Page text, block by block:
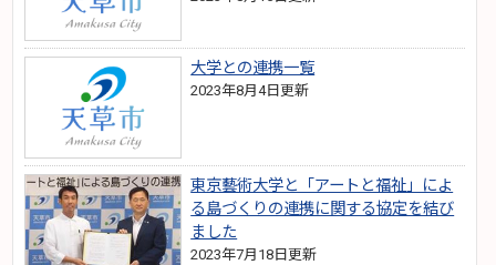
大学との連携一覧
2023年8月4日更新
東京藝術大学と「アートと福祉」によ
る島づくりの連携に関する協定を結び
ました
2023年7月18日更新